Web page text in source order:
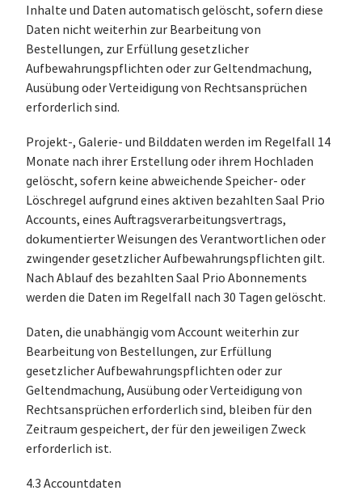
Inhalte und Daten automatisch gelöscht, sofern diese
Daten nicht weiterhin zur Bearbeitung von
Bestellungen, zur Erfüllung gesetzlicher
Aufbewahrungspflichten oder zur Geltendmachung,
Ausübung oder Verteidigung von Rechtsansprüchen
erforderlich sind.
Projekt-, Galerie- und Bilddaten werden im Regelfall 14
Monate nach ihrer Erstellung oder ihrem Hochladen
gelöscht, sofern keine abweichende Speicher- oder
Löschregel aufgrund eines aktiven bezahlten Saal Prio
Accounts, eines Auftragsverarbeitungsvertrags,
dokumentierter Weisungen des Verantwortlichen oder
zwingender gesetzlicher Aufbewahrungspflichten gilt.
Nach Ablauf des bezahlten Saal Prio Abonnements
werden die Daten im Regelfall nach 30 Tagen gelöscht.
Daten, die unabhängig vom Account weiterhin zur
Bearbeitung von Bestellungen, zur Erfüllung
gesetzlicher Aufbewahrungspflichten oder zur
Geltendmachung, Ausübung oder Verteidigung von
Rechtsansprüchen erforderlich sind, bleiben für den
Zeitraum gespeichert, der für den jeweiligen Zweck
erforderlich ist.
4.3 Accountdaten